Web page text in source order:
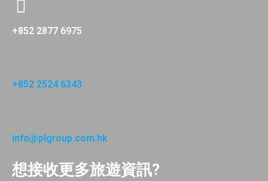
+852 2877 6975
+852 2524 6343
info@plgroup.com.hk
想接收更多旅遊資訊?